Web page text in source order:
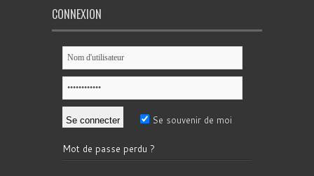
CONNEXION
Se souvenir de moi
Mot de passe perdu ?